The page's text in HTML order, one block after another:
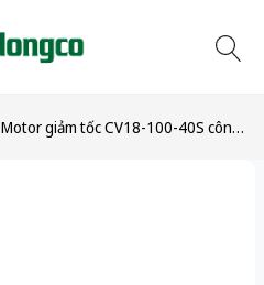
Motor giảm tốc CV18-100-40S công suất 1/8HP (100W) 0,1kW tỉ số truyền 1/40